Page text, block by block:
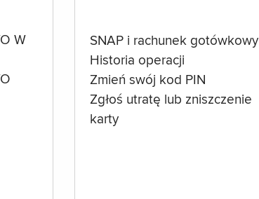
W
SNAP i rachunek gotówkowy
Historia operacji
Zmień swój kod PIN
Zgłoś utratę lub zniszczenie
karty